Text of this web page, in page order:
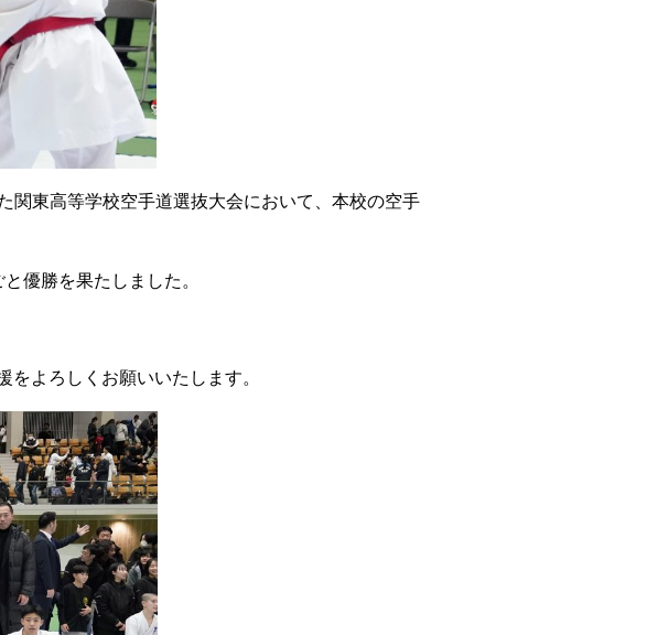
関東高等学校空手道選抜大会において、本校の空手
優勝を果たしました。
よろしくお願いいたします。